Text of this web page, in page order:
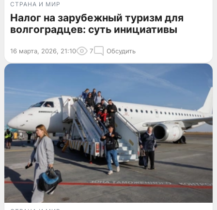
СТРАНА И МИР
Налог на зарубежный туризм для
волгоградцев: суть инициативы
16 марта, 2026, 21:10 7 Обсудить